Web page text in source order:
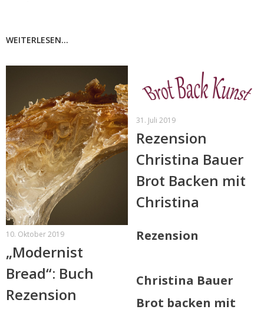
WEITERLESEN...
10. Oktober 2019
„Modernist
Bread“: Buch
Rezension
31. Juli 2019
Rezension
Christina Bauer
Brot Backen mit
Christina
Rezension
Christina Bauer
Brot backen mit